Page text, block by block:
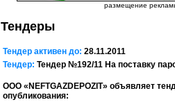
размещение
Тендеры
Тендер активен до: 28.11.2011
Тендер: Тендер №192/11 На поставку
ООО «NEFTGAZDEPOZIT» oбъявляет
опубликования: